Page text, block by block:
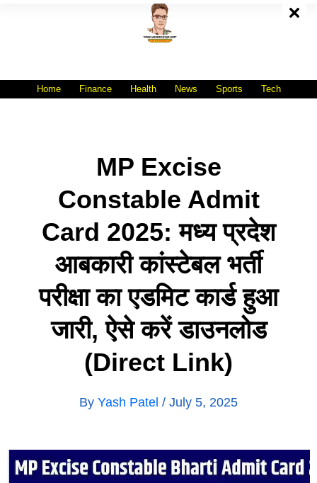
Home Finance Health News Sports Tech
MP Excise
Constable Admit
Card 2025: मध्य प्रदेश
आबकारी कांस्टेबल भर्ती
परीक्षा का एडमिट कार्ड हुआ
जारी, ऐसे करें डाउनलोड
(Direct Link)
By Yash Patel / July 5, 2025